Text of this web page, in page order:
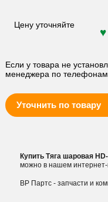
Цену уточняйте
Если у товара не
менеджера по
Уточнить по товару
Купить Тяга шаровая
можно в нашем интернет-
ВР Партс - запчасти и